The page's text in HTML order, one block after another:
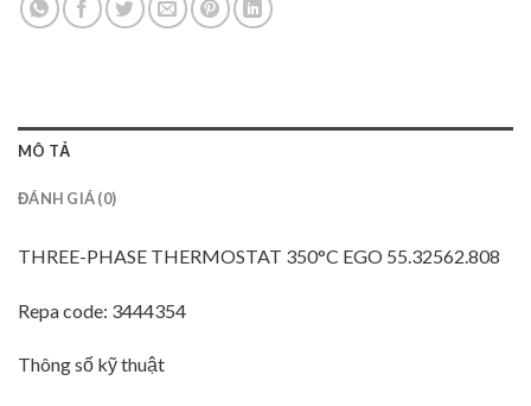
MÔ TẢ
ĐÁNH GIÁ (0)
THREE-PHASE THERMOSTAT 350°C EGO 55.32562.808
Repa code: 3444354
Thông số kỹ thuật